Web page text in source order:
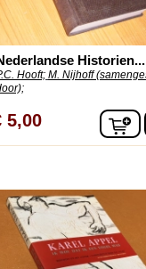
Historien...
Hooft; M. Nijhoff
5,00